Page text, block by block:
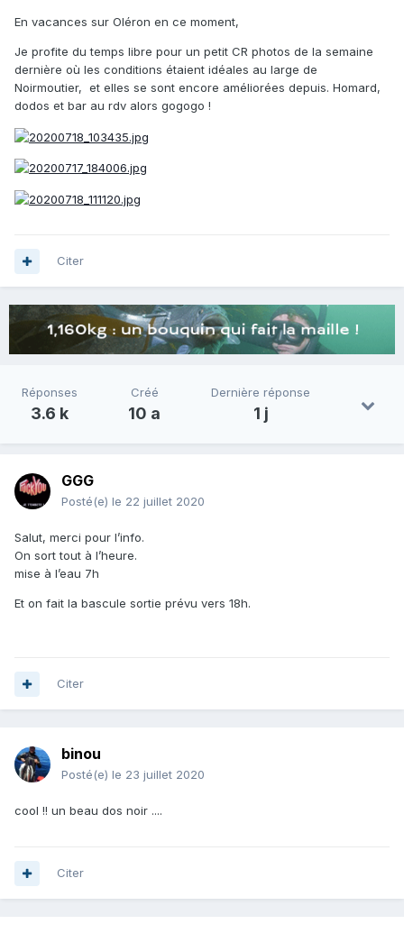
En vacances sur Oléron en ce moment,
Je profite du temps libre pour un petit CR photos de la semaine
dernière où les conditions étaient idéales au large de
Noirmoutier, et elles se sont encore améliorées depuis. Homard,
dodos et bar au rdv alors gogogo !
Citer
Réponses
3.6 k
Créé
10 a
Dernière réponse
1 j
GGG
Posté(e) le 22 juillet 2020
Salut, merci pour l’info.
On sort tout à l’heure.
mise à l’eau 7h
Et on fait la bascule sortie prévu vers 18h.
Citer
binou
Posté(e) le 23 juillet 2020
cool !! un beau dos noir ....
Citer